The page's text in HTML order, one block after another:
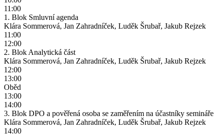
11:00
1. Blok Smluvní agenda
Klára Sommerová, Jan Zahradníček, Luděk Šrubař, Jakub Rejzek
11:00
12:00
2. Blok Analytická část
Klára Sommerová, Jan Zahradníček, Luděk Šrubař, Jakub Rejzek
12:00
13:00
Oběd
13:00
14:00
3. Blok DPO a pověřená osoba se zaměřením na účastníky semináře
Klára Sommerová, Jan Zahradníček, Luděk Šrubař, Jakub Rejzek
14:00